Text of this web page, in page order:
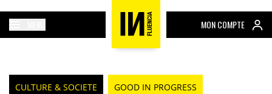
MON COMPTE
CULTURE & SOCIETE GOOD IN PROGRESS